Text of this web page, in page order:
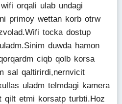
orqali ulab undagi
primoy wettan korb otrw
tocka dostup
duwda hamon
ciqb qolb korsa
sal qaltirirdi,nernvicit
uladm telmdagi kamera
qilt etmi korsatp turbti.Hoz